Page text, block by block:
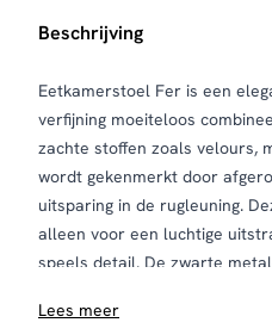
Beschrijving
Eetkamerstoel Fer is een
verfijning moeiteloos
zachte stoffen zoals velours,
wordt gekenmerkt door
uitsparing in de rugleuning.
alleen voor een luchtige
speels detail. De zwarte
is verkrijgbaar in meerdere
Lees meer